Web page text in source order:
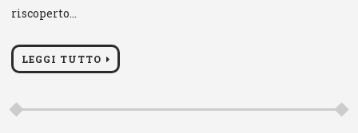
riscoperto…
LEGGI TUTTO